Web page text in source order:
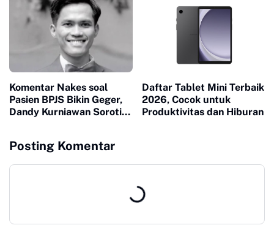
Komentar Nakes soal
Pasien BPJS Bikin Geger,
Dandy Kurniawan Soroti
Daftar Tablet Mini Terbaik
2026, Cocok untuk
Produktivitas dan Hiburan
Posting Komentar